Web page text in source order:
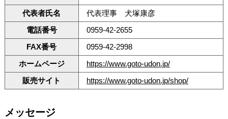
代表者氏名
代表理事 犬塚康彦
電話番号
0959-42-2655
FAX番号
0959-42-2998
ホームページ
https://www.goto-udon.jp/
販売サイト
https://www.goto-udon.jp/shop/
メッセージ